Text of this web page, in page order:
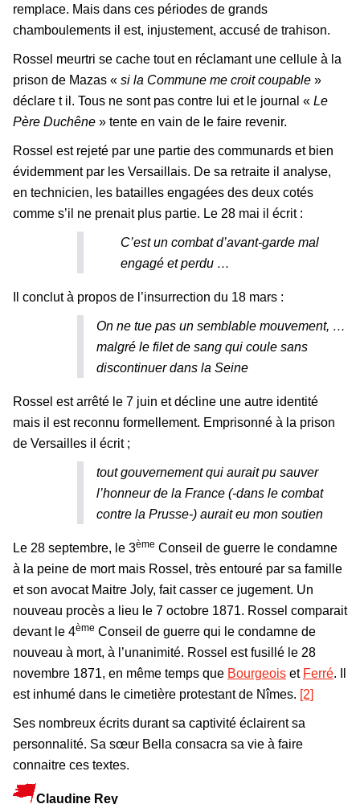
remplace. Mais dans ces périodes de grands
chamboulements il est, injustement, accusé de trahison.
Rossel meurtri se cache tout en réclamant une cellule à la
prison de Mazas « si la Commune me croit coupable »
déclare t il. Tous ne sont pas contre lui et le journal « Le
Père Duchêne » tente en vain de le faire revenir.
Rossel est rejeté par une partie des communards et bien
évidemment par les Versaillais. De sa retraite il analyse,
en technicien, les batailles engagées des deux cotés
comme s’il ne prenait plus partie. Le 28 mai il écrit :
C’est un combat d’avant-garde mal
engagé et perdu …
Il conclut à propos de l’insurrection du 18 mars :
On ne tue pas un semblable mouvement, …
malgré le filet de sang qui coule sans
discontinuer dans la Seine
Rossel est arrêté le 7 juin et décline une autre identité
mais il est reconnu formellement. Emprisonné à la prison
de Versailles il écrit ;
tout gouvernement qui aurait pu sauver
l’honneur de la France (-dans le combat
contre la Prusse-) aurait eu mon soutien
Le 28 septembre, le 3ème Conseil de guerre le condamne
à la peine de mort mais Rossel, très entouré par sa famille
et son avocat Maitre Joly, fait casser ce jugement. Un
nouveau procès a lieu le 7 octobre 1871. Rossel comparait
devant le 4ème Conseil de guerre qui le condamne de
nouveau à mort, à l’unanimité. Rossel est fusillé le 28
novembre 1871, en même temps que Bourgeois et Ferré. Il
est inhumé dans le cimetière protestant de Nîmes. [2]
Ses nombreux écrits durant sa captivité éclairent sa
personnalité. Sa sœur Bella consacra sa vie à faire
connaitre ces textes.
Claudine Rey